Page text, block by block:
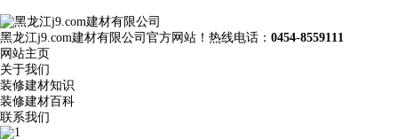
黑龙江j9.com建材有限公司官方网站！热线电话： 0454-8559111
网站主页
关于我们
装修建材知识
装修建材百科
联系我们